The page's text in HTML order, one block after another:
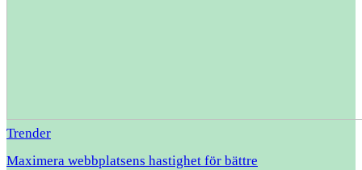
Trender
Maximera webbplatsens hastighet för bättre